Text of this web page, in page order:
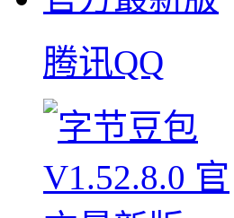
腾讯QQ